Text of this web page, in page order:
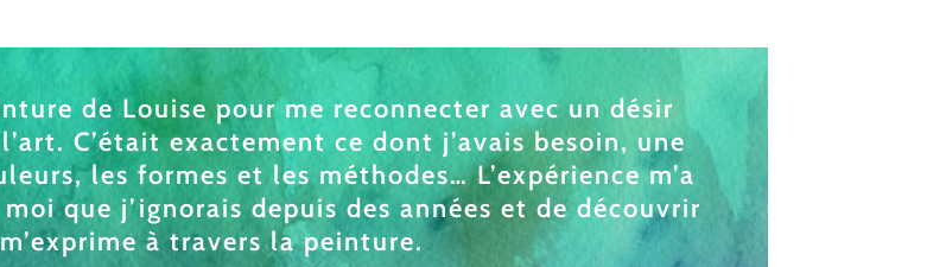
de Louise pour me reconnecter avec un désir
C’était exactement ce dont j’avais besoin, une
les formes et les méthodes… L’expérience m’a
que j’ignorais depuis des années et de découvrir
à travers la peinture.